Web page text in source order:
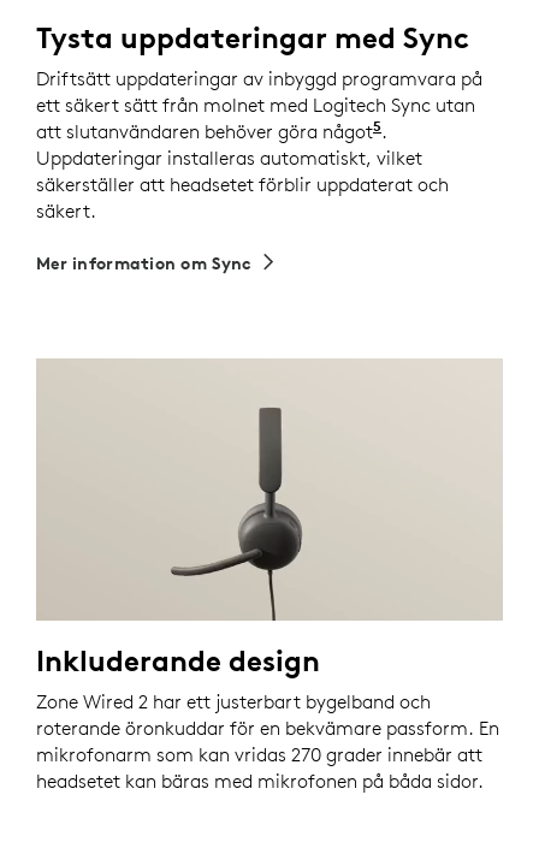
Tysta uppdateringar med Sync
Driftsätt uppdateringar av inbyggd programvara på
ett säkert sätt från molnet med Logitech Sync utan
att slutanvändaren behöver göra något5 Logi Tune
.
Uppdateringar installeras automatiskt, vilket
säkerställer att headsetet förblir uppdaterat och
säkert.
Mer information om Sync
Inkluderande design
Zone Wired 2 har ett justerbart bygelband och
roterande öronkuddar för en bekvämare passform. En
mikrofonarm som kan vridas 270 grader innebär att
headsetet kan bäras med mikrofonen på båda sidor.